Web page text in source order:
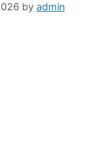
by admin